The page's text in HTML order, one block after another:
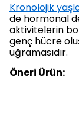
Kronolojik
de hormonal
aktivitelerin
genç hücre
uğramasıdır.
Öneri Ürün: